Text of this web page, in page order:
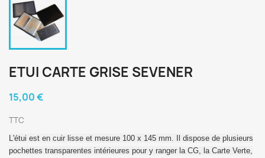
ETUI CARTE GRISE SEVENER
15,00 €
TTC
L'étui est en cuir lisse et mesure 100 x 145 mm. Il dispose de plusieurs
pochettes transparentes intérieures pour y ranger la CG, la Carte Verte,